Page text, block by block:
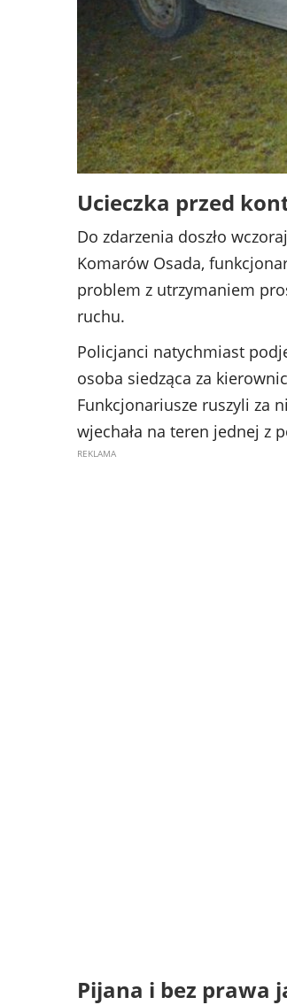
Ucieczka przed
Do zdarzenia doszło
Komarów Osada,
problem z utrzymaniem
ruchu.
Policjanci natychmiast
osoba siedząca za
Funkcjonariusze ruszyli za
wjechała na teren jednej z
Pijana i bez prawa